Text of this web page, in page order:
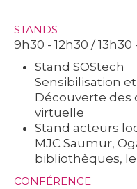
STANDS
9h30 - 12h30 / 13h30
Stand SOStech
Sensibilisation
Découverte des
virtuelle
Stand acteurs
MJC Saumur,
bibliothèques, le
CONFÉRENCE